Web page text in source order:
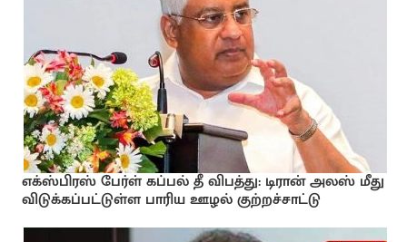
எக்ஸ்பிரஸ் பேர்ள் கப்பல் தீ விபத்து: டிரான் அலஸ் மீது
விடுக்கப்பட்டுள்ள பாரிய ஊழல் குற்றச்சாட்டு